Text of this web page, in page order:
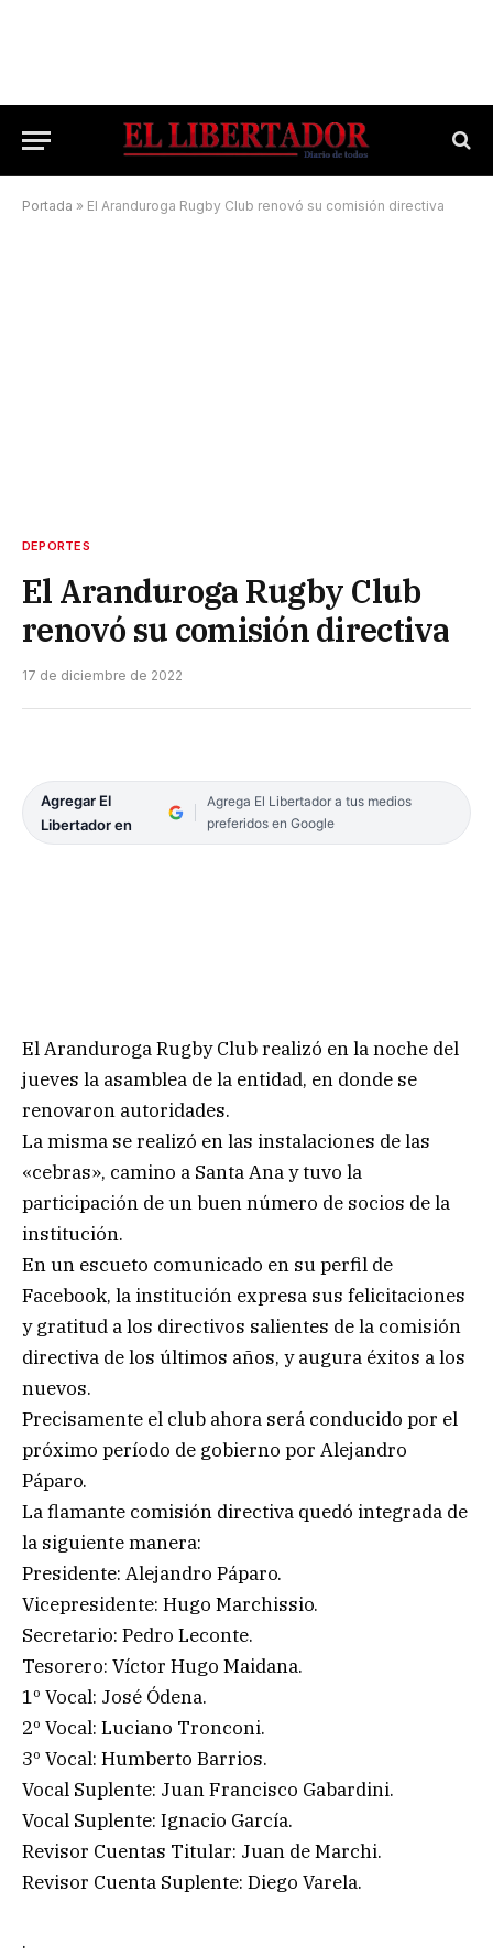
Portada » El Aranduroga Rugby Club renovó su comisión directiva
DEPORTES
El Aranduroga Rugby Club
renovó su comisión directiva
17 de diciembre de 2022
Agregar El
Libertador en
Agrega El Libertador a tus medios
preferidos en Google
El Aranduroga Rugby Club realizó en la noche del
jueves la asamblea de la entidad, en donde se
renovaron autoridades.
La misma se realizó en las instalaciones de las
«cebras», camino a Santa Ana y tuvo la
participación de un buen número de socios de la
institución.
En un escueto comunicado en su perfil de
Facebook, la institución expresa sus felicitaciones
y gratitud a los directivos salientes de la comisión
directiva de los últimos años, y augura éxitos a los
nuevos.
Precisamente el club ahora será conducido por el
próximo período de gobierno por Alejandro
Páparo.
La flamante comisión directiva quedó integrada de
la siguiente manera:
Presidente: Alejandro Páparo.
Vicepresidente: Hugo Marchissio.
Secretario: Pedro Leconte.
Tesorero: Víctor Hugo Maidana.
1º Vocal: José Ódena.
2º Vocal: Luciano Tronconi.
3º Vocal: Humberto Barrios.
Vocal Suplente: Juan Francisco Gabardini.
Vocal Suplente: Ignacio García.
Revisor Cuentas Titular: Juan de Marchi.
Revisor Cuenta Suplente: Diego Varela.
.